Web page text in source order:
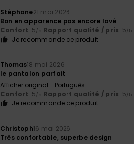
Stéphane21 mai 2026
Bon en apparence pas encore lavé
Confort: 5/5 Rapport qualité / prix: 5/5
Je recommande ce produit
Thomas18 mai 2026
le pantalon parfait
Afficher original - Português
Confort: 5/5 Rapport qualité / prix: 5/5
Je recommande ce produit
Christoph16 mai 2026
Très confortable, superbe design